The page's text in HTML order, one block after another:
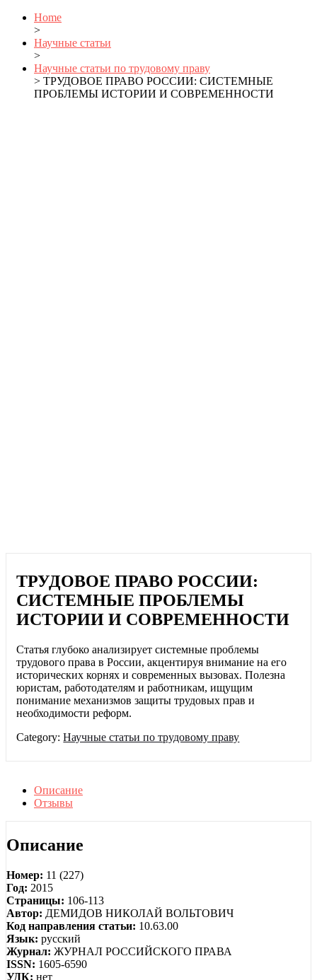
Home
>
Научные статьи
>
Научные статьи по трудовому праву
> ТРУДОВОЕ ПРАВО РОССИИ: СИСТЕМНЫЕ
ПРОБЛЕМЫ ИСТОРИИ И СОВРЕМЕННОСТИ
ТРУДОВОЕ ПРАВО РОССИИ:
СИСТЕМНЫЕ ПРОБЛЕМЫ
ИСТОРИИ И СОВРЕМЕННОСТИ
Статья глубоко анализирует системные проблемы
трудового права в России, акцентируя внимание на его
исторических корнях и современных вызовах. Полезна
юристам, работодателям и работникам, ищущим
понимание механизмов защиты трудовых прав и
необходимости реформ.
Category:Научные статьи по трудовому праву
Описание
Отзывы
Описание
Номер: 11 (227)
Год: 2015
Страницы: 106-113
Автор: ДЕМИДОВ НИКОЛАЙ ВОЛЬТОВИЧ
Код направления статьи: 10.63.00
Язык: русский
Журнал: ЖУРНАЛ РОССИЙСКОГО ПРАВА
ISSN: 1605-6590
УДК: нет